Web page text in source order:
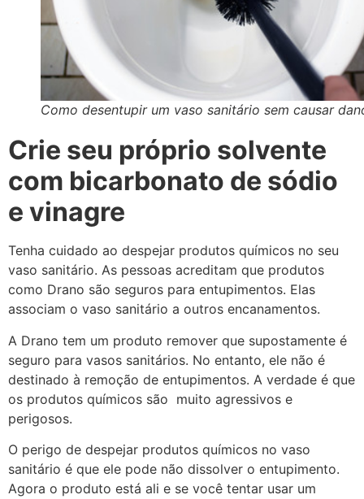
Como desentupir um vaso sanitário sem causar
Crie seu próprio solvente
com bicarbonato de sódio
e vinagre
Tenha cuidado ao despejar produtos químicos no seu
vaso sanitário. As pessoas acreditam que produtos
como Drano são seguros para entupimentos. Elas
associam o vaso sanitário a outros encanamentos.
A Drano tem um produto remover que supostamente é
seguro para vasos sanitários. No entanto, ele não é
destinado à remoção de entupimentos. A verdade é que
os produtos químicos são muito agressivos e
perigosos.
O perigo de despejar produtos químicos no vaso
sanitário é que ele pode não dissolver o entupimento.
Agora o produto está ali e se você tentar usar um